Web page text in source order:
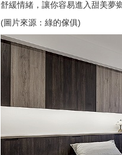
舒緩情緒，讓你容易進入甜美夢鄉
(圖片來源：綠的傢俱)